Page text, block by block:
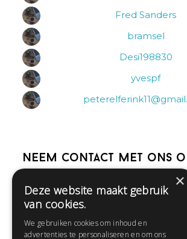
Fred Sanders
bramsel
Desi198830
yvespf
Neem contact met ons
Help
Contact
×
Deze website maakt gebruik
van cookies.
We gebruiken cookies om inhoud en
advertenties te personaliseren en om ons